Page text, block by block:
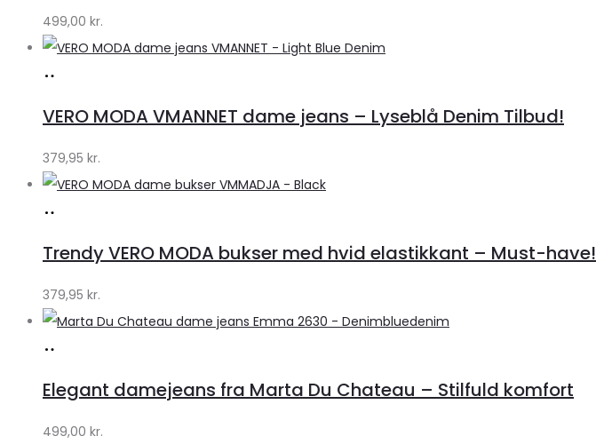
499,00 kr.
Klædeskabet.dk
VERO MODA VMANNET dame jeans – Lyseblå Denim Tilbud!
379,95 kr.
Klædeskabet.dk
Trendy VERO MODA bukser med hvid elastikkant – Must-have!
379,95 kr.
Klædeskabet.dk
Elegant damejeans fra Marta Du Chateau – Stilfuld komfort
499,00 kr.